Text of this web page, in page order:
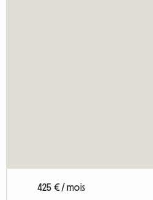
425 € / mois